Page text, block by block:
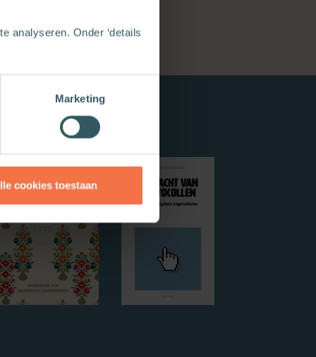
analyseren. Onder ‘details
Marketing
cookies toestaan